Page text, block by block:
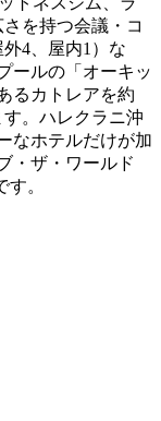
を持つ会議・コ
4、屋内1）な
ールの「オーキッ
るカトレアを約
。ハレクラニ沖
なホテルだけが加
・ザ・ワールド
。